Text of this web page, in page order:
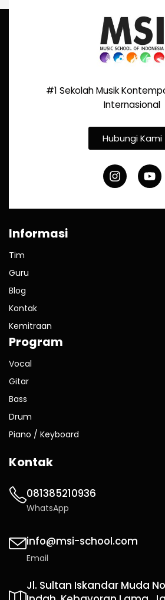
#1 Sekolah Musik
Internasional
Hubungi Kami
Informasi
Tim
Guru
Blog
Kontak
Kemitraan
Program
Vocal
Gitar
Bass
Drum
Piano / Keyboard
Kontak
081385210936
WhatsApp
info@msi-school.com
Email
Jl. Sultan Iskandar Muda